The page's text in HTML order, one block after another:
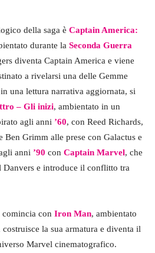
della saga è Captain America:
durante la Seconda Guerra
diventa Captain America e viene
a rivelarsi una delle Gemme
una lettura narrativa aggiornata, si
– Gli inizi, ambientato in un
agli anni ’60, con Reed Richards,
Ben Grimm alle prese con Galactus e
anni ’90 con Captain Marvel, che
e introduce il conflitto tra
comincia con Iron Man, ambientato
la sua armatura e diventa il
Marvel cinematografico.